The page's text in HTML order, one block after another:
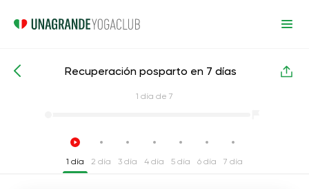
Cursos intensivos de yoga Después del parto
Recuperación posparto en 7 días
1 día de 7
1 día 2 día 3 día 4 día 5 día 6 día 7 día